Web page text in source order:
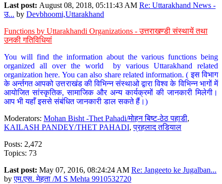
Last post: August 08, 2018, 05:11:43 AM Re: Uttarakhand News -
उ... by Devbhoomi,Uttarakhand
Functions by Uttarakhandi Organizations - उत्तराखण्डी संस्थायें तथा
उनकी गतिविधियां
You will find the information about the various functions being
organized all over the world by various Uttarakhand related
organization here. You can also share related information. ( इस विभाग
के अर्न्तगत आपको उत्तराखंड की विभिन्न संस्थाओ द्वारा विश्व के विभिन्न भागों में
आयोजित सांस्कृतिक, सामाजिक और अन्य कार्यक्रमों की जानकारी मिलेगी।
आप भी यहाँ इससे संबंधित जानकारी डाल सकते हैं।)
Moderators: Mohan Bisht -Thet Pahadi/मोहन बिष्ट-ठेठ पहाडी,
KAILASH PANDEY/THET PAHADI,प्रहलाद तडियाल
Posts: 2,472
Topics: 73
Last post: May 07, 2016, 08:24:24 AM Re: Jangeeto ke Jugalban...
byएम.एस. मेहता /M S Mehta 9910532720